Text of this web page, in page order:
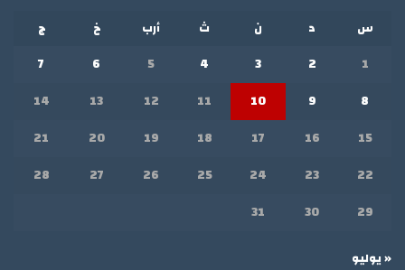
س
د ن ث أرب خ
ج
1
2
3
4
5
6
7
8
9
10
11
12
13
14
15
16
17
18
19
20
21
22
23
24
25
26
27
28
29
30
31
« يوليو